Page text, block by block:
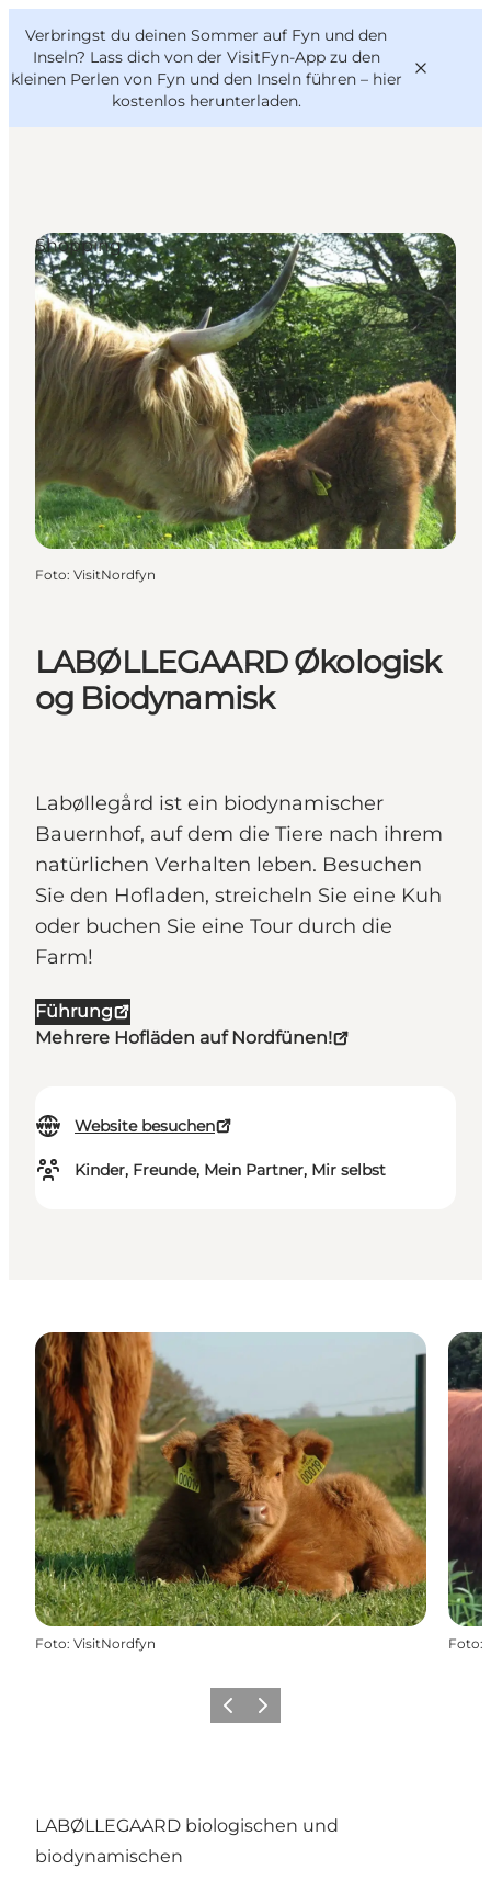
Verbringst du deinen Sommer auf Fyn und den
Inseln? Lass dich von der VisitFyn-App zu den
kleinen Perlen von Fyn und den Inseln führen – hier
kostenlos herunterladen.
Reise Ideen
Outdoor & bike
Essen & trinken
Übernachtung
VisitFyn
Deutsch
LABØLLEGAARD Økologisk
og Biodynamisk
Labøllegård ist ein biodynamischer
Bauernhof, auf dem die Tiere nach ihrem
natürlichen Verhalten leben. Besuchen
Sie den Hofladen, streicheln Sie eine Kuh
oder buchen Sie eine Tour durch die
Farm!
Führung
Mehrere Hofläden auf Nordfünen!
Website besuchen
Kinder, Freunde, Mein Partner, Mir selbst
Shopping
Foto: VisitNordfyn
Foto: VisitNordfyn Foto:
ZurückWeiter
LABØLLEGAARD biologischen und
biodynamischen